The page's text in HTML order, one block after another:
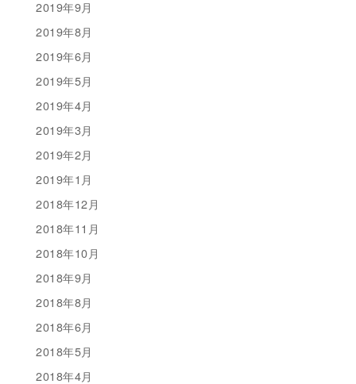
2019年9月
2019年8月
2019年6月
2019年5月
2019年4月
2019年3月
2019年2月
2019年1月
2018年12月
2018年11月
2018年10月
2018年9月
2018年8月
2018年6月
2018年5月
2018年4月